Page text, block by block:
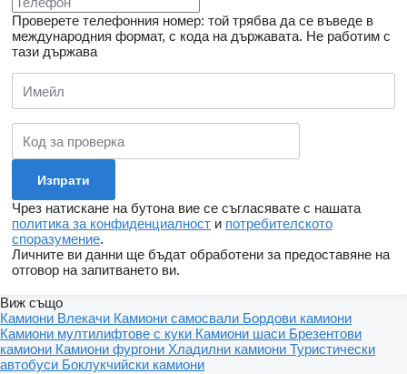
Проверете телефонния номер: той трябва да се въведе в
международния формат, с кода на държавата. Не работим с
тази държава
Чрез натискане на бутона вие се съгласявате с нашата
политика за конфиденциалност и потребителското
споразумение.
Личните ви данни ще бъдат обработени за предоставяне на
отговор на запитването ви.
Виж също
Камиони Влекачи Камиони самосвали Бордови камиони
Камиони мултилифтове с куки Камиони шаси Брезентови
камиони Камиони фургони Хладилни камиони Туристически
автобуси Боклукчийски камиони